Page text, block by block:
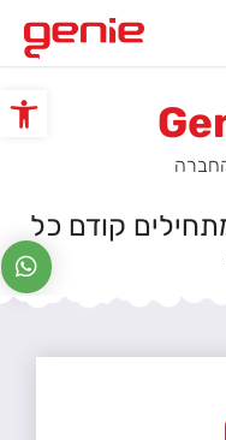
פתח
קודם כל